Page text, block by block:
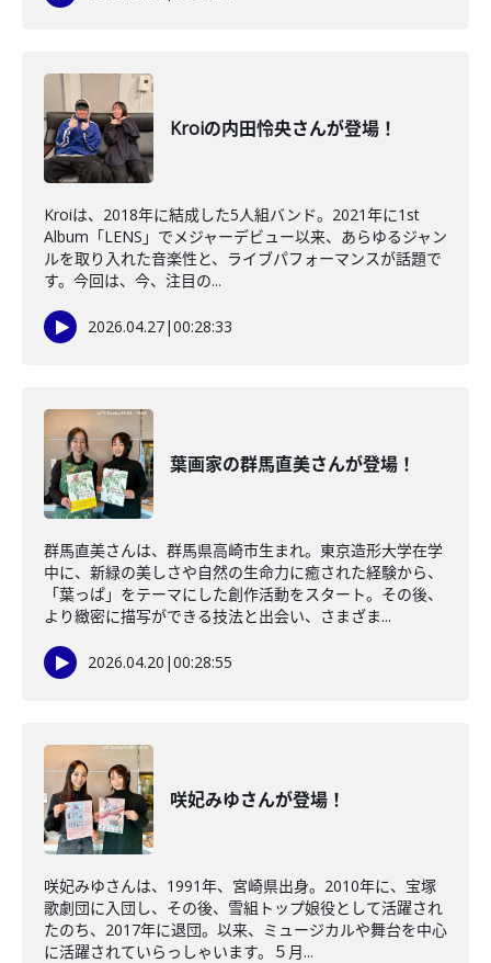
Kroiの内田怜央さんが登場！
Kroiは、2018年に結成した5人組バンド。2021年に1st
Album「LENS」でメジャーデビュー以来、あらゆるジャン
ルを取り入れた音楽性と、ライブパフォーマンスが話題で
す。今回は、今、注目の...
2026.04.27|00:28:33
葉画家の群馬直美さんが登場！
群馬直美さんは、群馬県高崎市生まれ。東京造形大学在学
中に、新緑の美しさや自然の生命力に癒された経験から、
「葉っぱ」をテーマにした創作活動をスタート。その後、
より緻密に描写ができる技法と出会い、さまざま...
2026.04.20 |00:28:55
咲妃みゆさんが登場！
咲妃みゆさんは、1991年、宮崎県出身。2010年に、宝塚
歌劇団に入団し、その後、雪組トップ娘役として活躍され
たのち、2017年に退団。以来、ミュージカルや舞台を中心
に活躍されていらっしゃいます。５月...